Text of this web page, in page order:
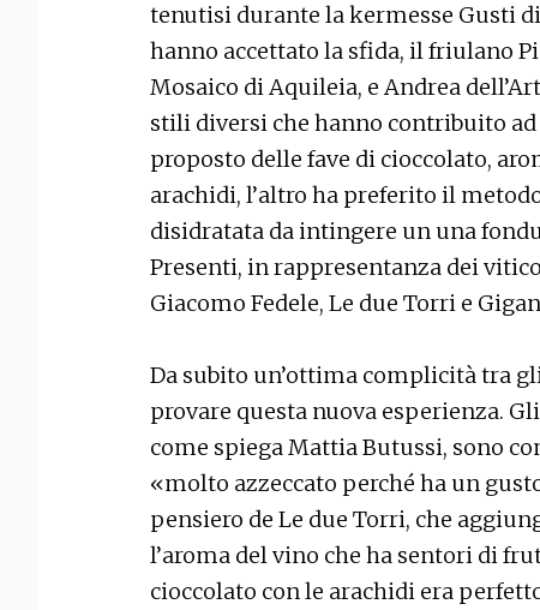
tenutisi durante la kermesse Gusti
hanno accettato la sfida, il friulano
Mosaico di Aquileia, e Andrea
stili diversi che hanno contribuito
proposto delle fave di cioccolato,
arachidi, l’altro ha preferito il
disidratata da intingere un una
Presenti, in rappresentanza dei
Giacomo Fedele, Le due Torri e
Da subito un’ottima complicità tra
provare questa nuova esperienza.
come spiega Mattia Butussi, sono
«molto azzeccato perché ha un
pensiero de Le due Torri, che
l’aroma del vino che ha sentori di
cioccolato con le arachidi era